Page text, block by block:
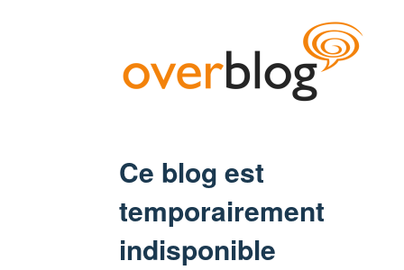
Ce blog est
temporairement
indisponible